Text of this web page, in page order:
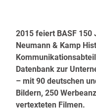
2015 feiert BASF 150
Neumann & Kamp
Datenbank zur
– mit 90 deutschen
Bildern, 250
vertexteten Filmen.